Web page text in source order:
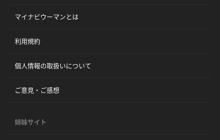
マイナビウーマンとは
利用規約
個人情報の取扱いについて
ご意見・ご感想
姉妹サイト